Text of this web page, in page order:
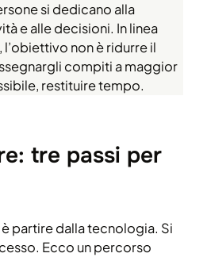
si dedicano alla
e alle decisioni. In linea
l’obiettivo non è ridurre il
compiti a maggior
restituire tempo.
tre passi per
partire dalla tecnologia. Si
Ecco un percorso